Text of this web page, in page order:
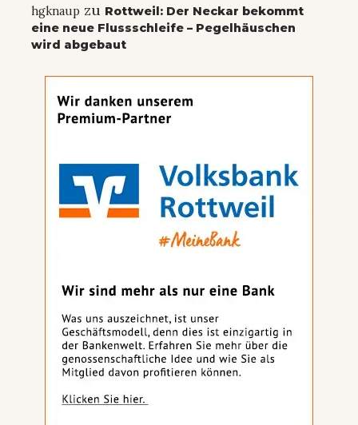
hgknaup zu Rottweil: Der Neckar bekommt
eine neue Flussschleife – Pegelhäuschen
wird abgebaut